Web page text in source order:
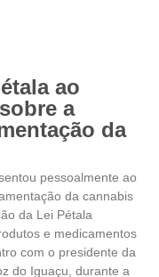
ao
a
da
pessoalmente ao
da cannabis
da Lei Pétala
e medicamentos
com o presidente da
do Iguaçu, durante a